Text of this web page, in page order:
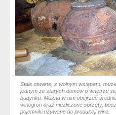
Stale otwarte, z wolnym wstępem,
jednym ze starych domów o wnętrzu
budynku. Można w nim obejrzeć
winogron oraz niezliczone sprzęty,
pojemniki używane do produkcji wina.